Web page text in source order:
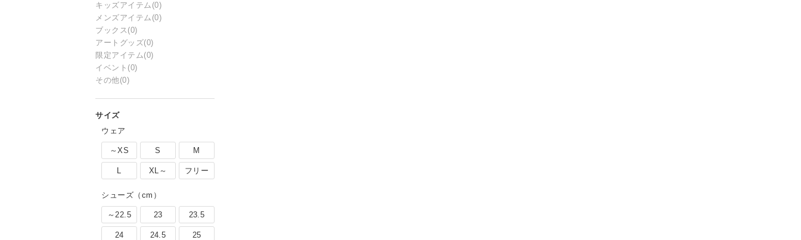
キッズアイテム (0)
メンズアイテム (0)
ブックス (0)
アートグッズ(0)
限定アイテム(0)
イベント (0)
その他(0)
ウェア
～XS S M
L XL～ フリー
シューズ（cm）
～22.5 23 23.5
24 24.5 25